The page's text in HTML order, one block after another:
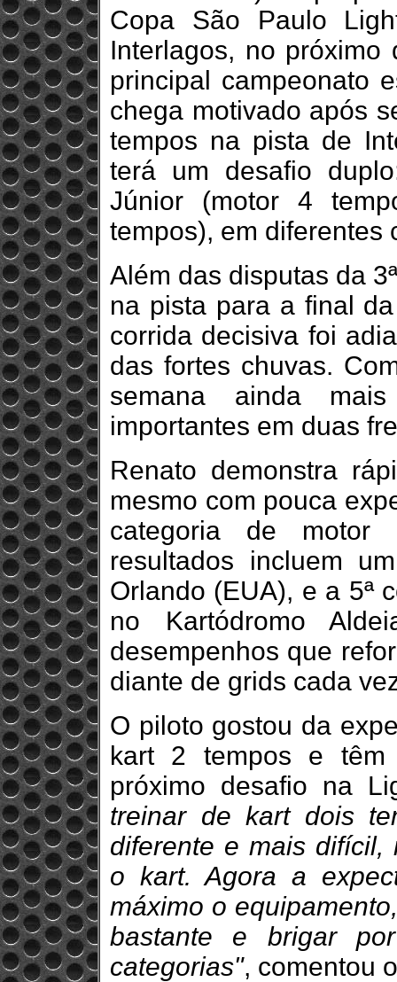
Copa São Paulo
Interlagos, no
principal campeonato
chega motivado após
tempos na pista de
terá um desafio
Júnior (motor 4
tempos), em diferentes
Além das disputas da
na pista para a final
corrida decisiva foi
das fortes chuvas.
semana ainda
importantes em duas
Renato demonstra
mesmo com pouca
categoria de motor
resultados incluem
Orlando (EUA), e a 5ª
no Kartódromo
desempenhos que
diante de grids cada
O piloto gostou da
kart 2 tempos e têm
próximo desafio na
treinar de kart dois
diferente e mais difícil,
o kart. Agora a
máximo o
bastante e brigar
categorias", comentou